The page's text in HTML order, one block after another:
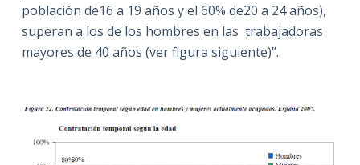
población de16 a 19 años y el 60% de20 a 24 años),
superan a los de los hombres en las trabajadoras
mayores de 40 años (ver figura siguiente)”.